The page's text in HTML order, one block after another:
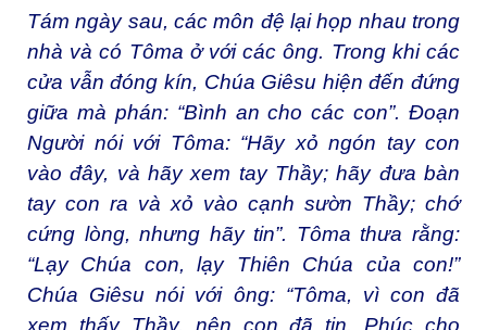
Tám ngày sau, các môn đệ lại họp nhau trong
nhà và có Tôma ở với các ông. Trong khi các
cửa vẫn đóng kín, Chúa Giêsu hiện đến đứng
giữa mà phán: “Bình an cho các con”. Ðoạn
Người nói với Tôma: “Hãy xỏ ngón tay con
vào đây, và hãy xem tay Thầy; hãy đưa bàn
tay con ra và xỏ vào cạnh sườn Thầy; chớ
cứng lòng, nhưng hãy tin”. Tôma thưa rằng:
“Lạy Chúa con, lạy Thiên Chúa của con!”
Chúa Giêsu nói với ông: “Tôma, vì con đã
xem thấy Thầy, nên con đã tin. Phúc cho